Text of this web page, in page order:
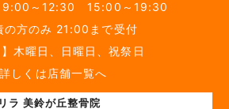
9:00～12:30 15:00～19:30
の方のみ 21:00まで受付
】木曜日、日曜日、祝祭日
しくは店舗一覧へ
リラ 美鈴が丘整骨院